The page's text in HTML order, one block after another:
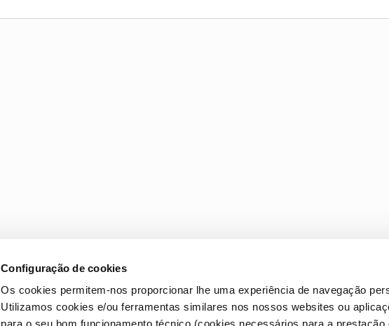
Configuração de cookies
Os cookies permitem-nos proporcionar lhe uma experiência de navegação
Utilizamos cookies e/ou ferramentas similares nos nossos websites ou